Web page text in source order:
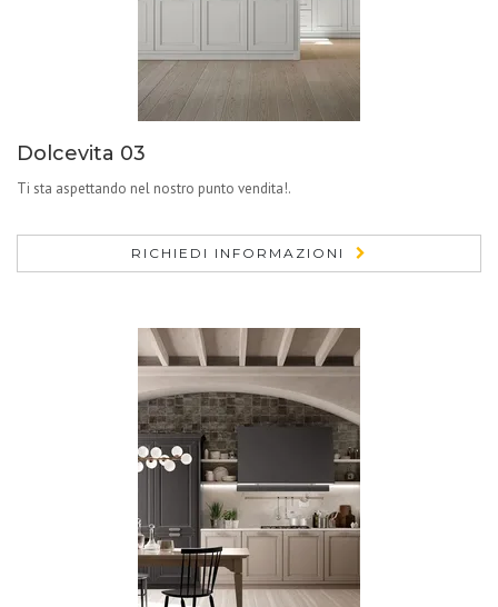
Dolcevita 03
Ti sta aspettando nel nostro punto vendita!.
RICHIEDI INFORMAZIONI